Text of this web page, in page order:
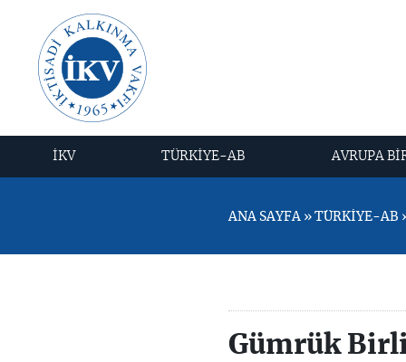
İKV TÜRKİYE-AB AVRUPA
ANA SAYFA » TÜRKİYE-
Gümrük